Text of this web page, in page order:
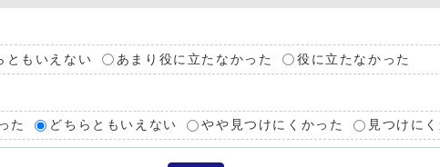
ともいえない あまり役に立たなかった 役に立たなかった
た どちらともいえない やや見つけにくかった 見つけに